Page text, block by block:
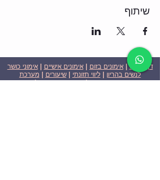
שיתוף
דף הבית|אימונים בזום |אימונים אישיים |אימוני כושר
לנשים בהריון |ליווי תזונתי |שיעורים | מערכת
שבועית-אימונים בזום|תוכניות ומחירים|סרטוני